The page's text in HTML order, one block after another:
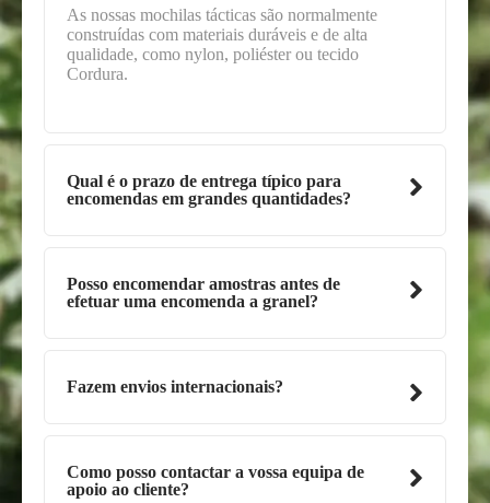
As nossas mochilas tácticas são normalmente
construídas com materiais duráveis e de alta
qualidade, como nylon, poliéster ou tecido
Cordura.
Qual é o prazo de entrega típico para
encomendas em grandes quantidades?
Posso encomendar amostras antes de
efetuar uma encomenda a granel?
Fazem envios internacionais?
Como posso contactar a vossa equipa de
apoio ao cliente?